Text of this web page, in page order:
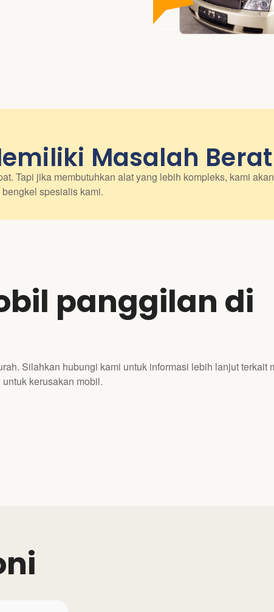
Masalah Berat
Tapi jika membutuhkan alat yang lebih kompleks, kami
bengkel spesialis kami.
panggilan di
Silahkan hubungi kami untuk informasi lebih lanjut terkait
kerusakan mobil.